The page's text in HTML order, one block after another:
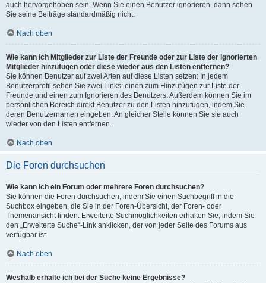
auch hervorgehoben sein. Wenn Sie einen Benutzer ignorieren, dann sehen
Sie seine Beiträge standardmäßig nicht.
Nach oben
Wie kann ich Mitglieder zur Liste der Freunde oder zur Liste der ignorierten
Mitglieder hinzufügen oder diese wieder aus den Listen entfernen?
Sie können Benutzer auf zwei Arten auf diese Listen setzen: In jedem
Benutzerprofil sehen Sie zwei Links: einen zum Hinzufügen zur Liste der
Freunde und einen zum Ignorieren des Benutzers. Außerdem können Sie im
persönlichen Bereich direkt Benutzer zu den Listen hinzufügen, indem Sie
deren Benutzernamen eingeben. An gleicher Stelle können Sie sie auch
wieder von den Listen entfernen.
Nach oben
Die Foren durchsuchen
Wie kann ich ein Forum oder mehrere Foren durchsuchen?
Sie können die Foren durchsuchen, indem Sie einen Suchbegriff in die
Suchbox eingeben, die Sie in der Foren-Übersicht, der Foren- oder
Themenansicht finden. Erweiterte Suchmöglichkeiten erhalten Sie, indem Sie
den „Erweiterte Suche“-Link anklicken, der von jeder Seite des Forums aus
verfügbar ist.
Nach oben
Weshalb erhalte ich bei der Suche keine Ergebnisse?